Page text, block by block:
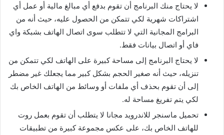
لا يحتاج منك البرنامج أن تقوم بدفع أي مبالغ مالية أو عمل أي
اشتراكات شهرية لكي تتمكن من الحصول عليه، حيث أنه من
البرامج المجانية التي لا تتطلب سوى اتصال الهاتف بشبكة واي
فاي أو اتصال بيانات فقط.
لا يحتاج البرنامج إلى مساحة كبيرة على الهاتف لكي تتمكن من
تنزيله، حيث أنه صغير الحجم بشكل كبير مما يجعلك غير مضطر
إلى أن تقوم بحذف أي ملفات أو وسائط من الهاتف الخاص بك
لكي يتم تفريغ مساحة له.
تحميل ماسنجر للاندرويد مجانا لا يتطلب أن تقوم بعمل روت
للهاتف الخاص بك، على عكس مجموعة كبيرة من تطبيقات